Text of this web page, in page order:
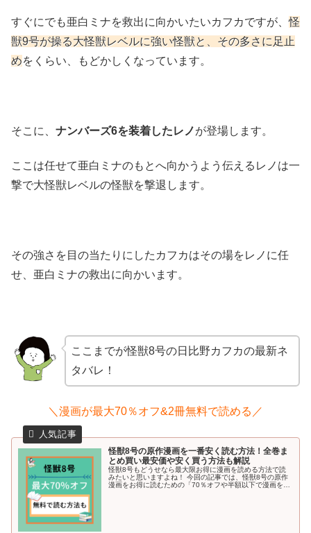
すぐにでも亜白ミナを救出に向かいたいカフカですが、怪
獣9号が操る大怪獣レベルに強い怪獣と、その多さに足止
めをくらい、もどかしくなっています。
そこに、 ナンバーズ6を装着したレノが登場します。
ここは任せて亜白ミナのもとへ向かうよう伝えるレノは一
撃で大怪獣レベルの怪獣を撃退します。
その強さを目の当たりにしたカフカはその場をレノに任
せ、亜白ミナの救出に向かいます。
ここまでが怪獣8号の日比野カフカの最新ネ
タバレ！
＼漫画が最大70％オフ&2冊無料で読める／
怪獣8号の原作漫画を一番安く読む方法！全巻ま
とめ買い最安価や安く買う方法も解説
怪獣8号もどうせなら最大限お得に漫画を読める方法で読
みたいと思いますよね！ 今回の記事では、怪獣8号の原作
漫画をお得に読むための「70％オフや半額以下で漫画を読